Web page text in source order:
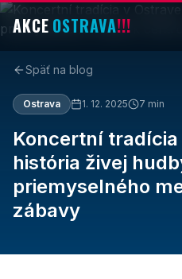
AKCE OSTRAVA!!!
Späť na blog
Ostrava 1. 12. 2025 7 min
Koncertní
história živej
priemyselného
zábavy